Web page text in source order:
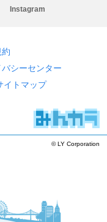
Instagram
バシーセンター
イトマップ
© LY Corporation